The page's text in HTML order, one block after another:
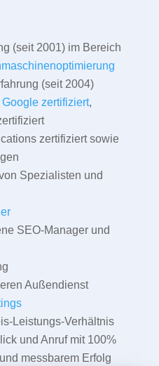
(seit 2001) im Bereich
(seit 2004)
Google zertifiziert,
zertifiziert sowie
Spezialisten und
SEO-Manager und
Außendienst
Leistungs-Verhältnis
und Anruf mit 100%
messbarem Erfolg